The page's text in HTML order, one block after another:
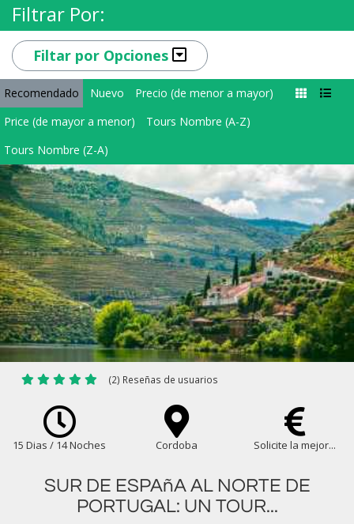
Filtrar Por:
Filtar por Opciones
Recomendado Nuevo
Precio (de menor a mayor)
Price (de mayor a menor)
Tours Nombre (A-Z)
Tours Nombre (Z-A)
(2) Reseñas de usuarios
15 Dias / 14 Noches Cordoba Solicite la mejor...
SUR DE ESPAñA AL NORTE DE
PORTUGAL: UN TOUR...